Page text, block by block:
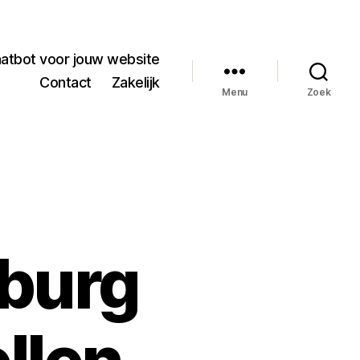
voor jouw website
Contact
Zakelijk
Menu Zoek